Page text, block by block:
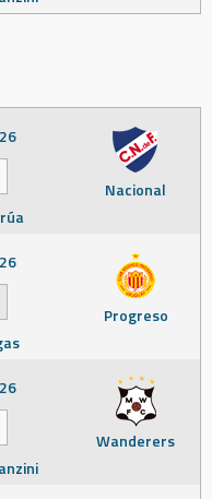
Nacional
Progreso
Wanderers